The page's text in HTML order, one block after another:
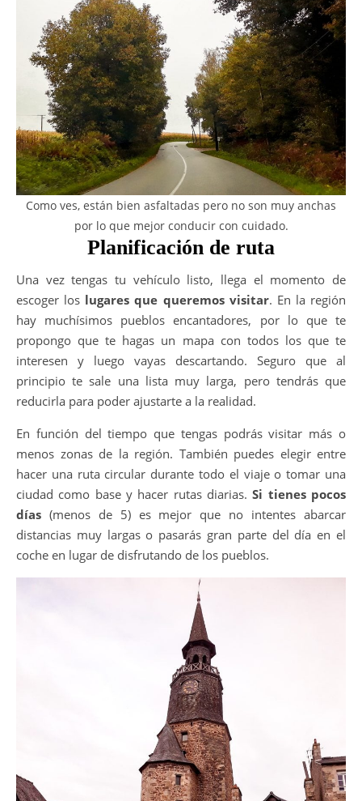
Como ves, están bien asfaltadas pero no son muy anchas
por lo que mejor conducir con cuidado.
Planificación de ruta
Una vez tengas tu vehículo listo, llega el momento de
escoger los lugares que queremos visitar. En la región
hay muchísimos pueblos encantadores, por lo que te
propongo que te hagas un mapa con todos los que te
interesen y luego vayas descartando. Seguro que al
principio te sale una lista muy larga, pero tendrás que
reducirla para poder ajustarte a la realidad.
En función del tiempo que tengas podrás visitar más o
menos zonas de la región. También puedes elegir entre
hacer una ruta circular durante todo el viaje o tomar una
ciudad como base y hacer rutas diarias.Si tienes pocos
días (menos de 5) es mejor que no intentes abarcar
distancias muy largas o pasarás gran parte del día en el
coche en lugar de disfrutando de los pueblos.